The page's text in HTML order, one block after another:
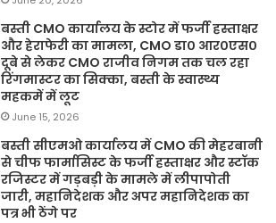
बस्ती CMO कार्यालय के स्टोर में फर्जी हस्ताक्षर
और हेराफेरी का मामला, CMO डा० आर०एस०
दूबे से लेकर CMO राजीव निगम तक चल रहा
रिंगमास्टर का सिक्का, बस्ती के स्वास्थ्य
महकमें में लूट
June 15, 2026
बस्ती सीएमओ कार्यालय में CMO की मेहरबानी
से चीफ फार्मासिस्ट के फर्जी हस्ताक्षर और स्टॉक
रजिस्टर में गड़बड़ी के मामले में लीपापोती
जारी, महानिदेशक और अपर महानिदेशक का
पत्र भी ठेंगे पर